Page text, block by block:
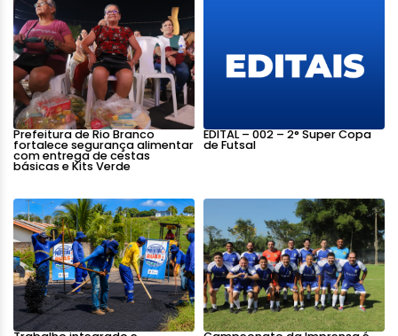
Prefeitura de Rio Branco
fortalece segurança alimentar
com entrega de cestas
básicas e Kits Verde
EDITAL – 002 – 2° Super Copa
de Futsal